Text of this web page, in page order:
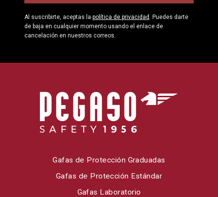
Al suscribirte, aceptas la política de privacidad . Puedes darte
de baja en cualquier momento usando el enlace de
cancelación en nuestros correos.
Gafas de Protección Graduadas
Gafas de Protección Estándar
Gafas Laboratorio